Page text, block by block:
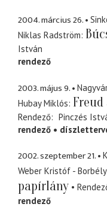
2004. március 26.
Niklas Radström
István
rendező
2003. május 9.
Hubay Miklós
Rendező Pinczés
rendező
2002. szeptember 21.
Weber Kristóf -
papírlány
rendező